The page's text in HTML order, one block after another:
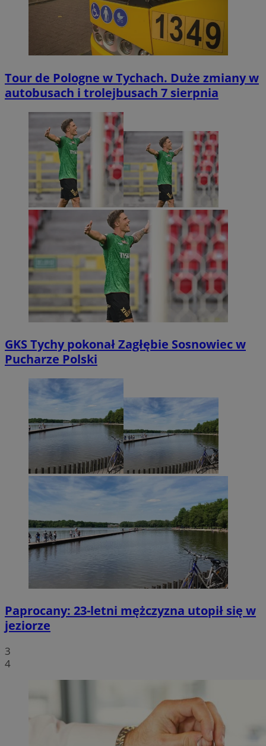
Tour de Pologne w Tychach. Duże zmiany w
autobusach i trolejbusach 7 sierpnia
GKS Tychy pokonał Zagłębie Sosnowiec w
Pucharze Polski
Paprocany: 23-letni mężczyzna utopił się w
jeziorze
3
4